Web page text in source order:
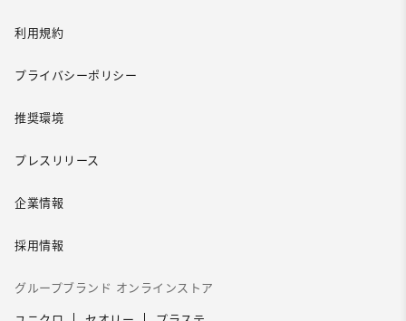
利用規約
プライバシーポリシー
推奨環境
プレスリリース
企業情報
採用情報
グループブランド オンラインストア